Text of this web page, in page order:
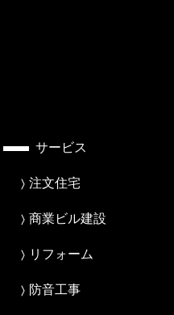
サービス
注文住宅
商業ビル建設
リフォーム
防音工事